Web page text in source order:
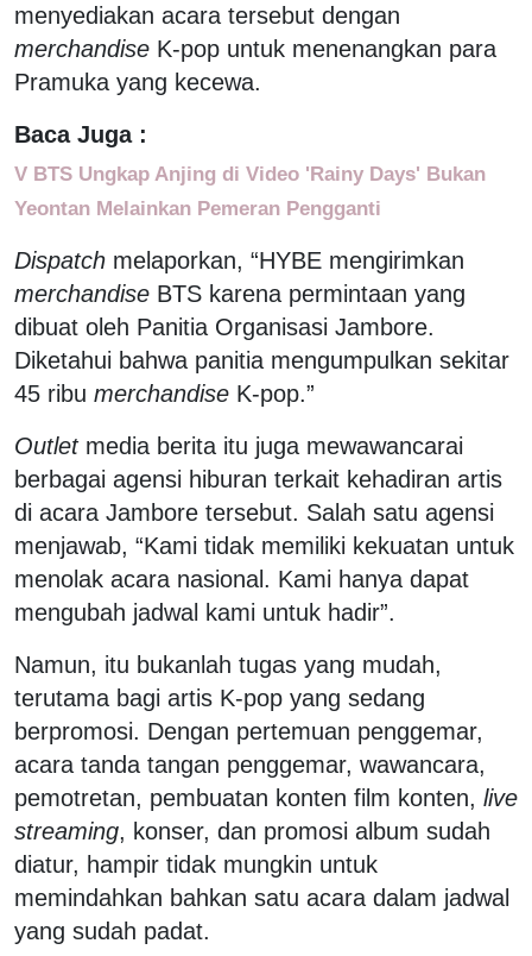
menyediakan acara tersebut dengan
merchandise K-pop untuk menenangkan para
Pramuka yang kecewa.
Baca Juga :
V BTS Ungkap Anjing di Video 'Rainy Days' Bukan
Yeontan Melainkan Pemeran Pengganti
Dispatch melaporkan, “HYBE mengirimkan
merchandise BTS karena permintaan yang
dibuat oleh Panitia Organisasi Jambore.
Diketahui bahwa panitia mengumpulkan sekitar
45 ribu merchandise K-pop.”
Outletmedia berita itu juga mewawancarai
berbagai agensi hiburan terkait kehadiran artis
di acara Jambore tersebut. Salah satu agensi
menjawab, “Kami tidak memiliki kekuatan untuk
menolak acara nasional. Kami hanya dapat
mengubah jadwal kami untuk hadir”.
Namun, itu bukanlah tugas yang mudah,
terutama bagi artis K-pop yang sedang
berpromosi. Dengan pertemuan penggemar,
acara tanda tangan penggemar, wawancara,
pemotretan, pembuatan konten film konten, live
streaming, konser, dan promosi album sudah
diatur, hampir tidak mungkin untuk
memindahkan bahkan satu acara dalam jadwal
yang sudah padat.